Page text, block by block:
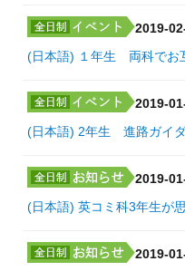
2019-
(日本語) １年生 両科でお
2019-
(日本語) 2年生 進路ガイ
2019-
(日本語) 英コミ科3年生が
2019-